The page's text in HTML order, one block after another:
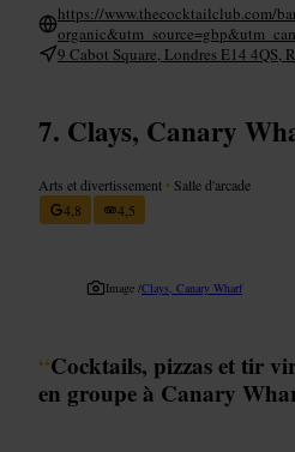
https://www.thecocktailclub.com/
9 Cabot Square, Londres E14 4QS,
Clays, Canary
Arts et divertissement • Salle d'arcade
4,8
4,5
Image /Clays, Canary Wharf
“Cocktails, pizzas et tir
en groupe à Canary